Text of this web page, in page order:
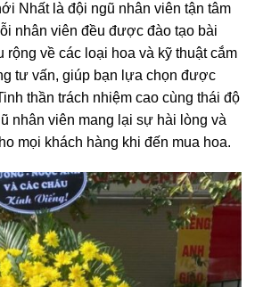
Nhất là đội ngũ nhân viên tận tâm
nhân viên đều được đào tạo bài
rộng về các loại hoa và kỹ thuật cắm
tư vấn, giúp bạn lựa chọn được
thần trách nhiệm cao cùng thái độ
nhân viên mang lại sự hài lòng và
mọi khách hàng khi đến mua hoa.